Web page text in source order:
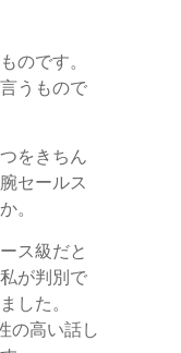
のです。
うもので
をきちん
セールス
。
ス級だと
が判別で
した。
の高い話し